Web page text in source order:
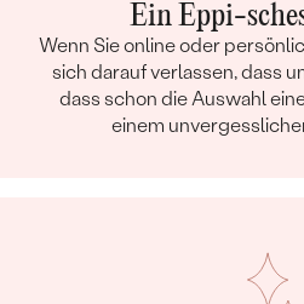
REINHEIT:
SI
FARBE:
G-
Im
Ein Eppi-
Wenn Sie online oder
sich darauf verlassen, dass
dass schon die Auswahl
einem